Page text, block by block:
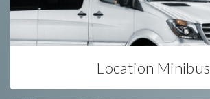
Location Minibus